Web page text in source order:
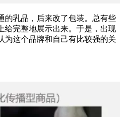
的乳品，后来改了包装。总有些
给完整地展示出来。于是，出现
为这个品牌和自己有比较强的关
。